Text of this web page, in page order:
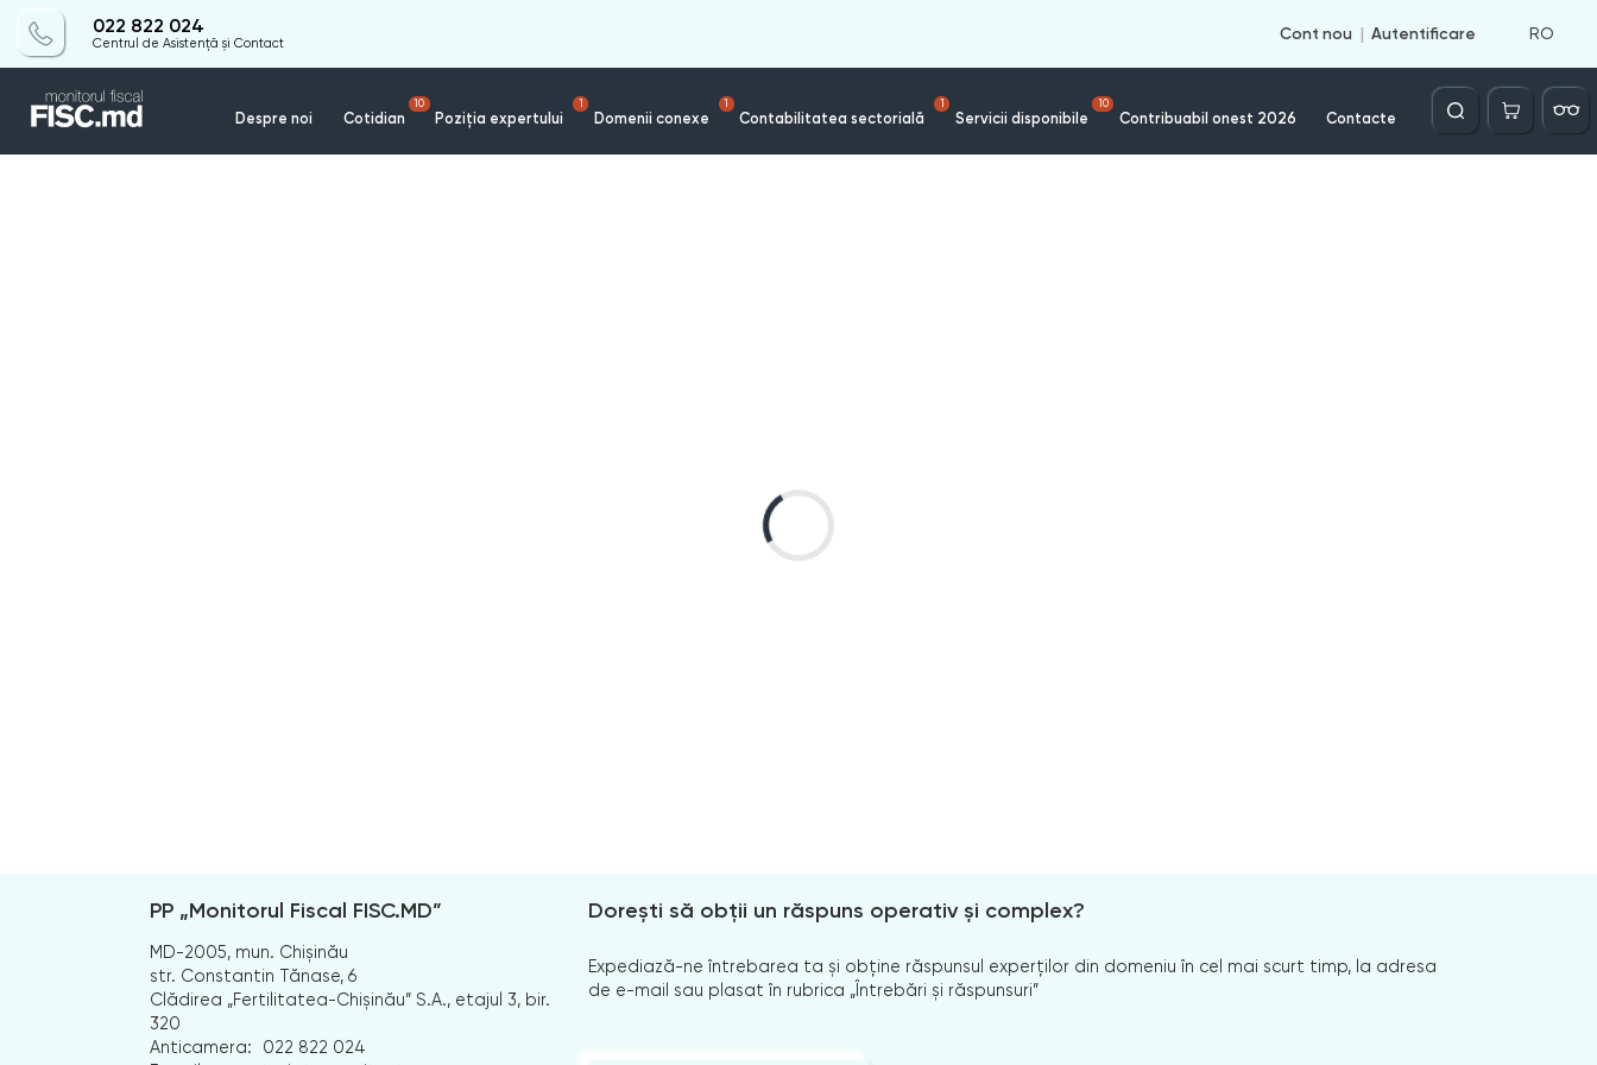
022 822 024
Centrul de Asistență și Contact
Cont nou Autentificare RO
Despre noi Cotidian
10
Poziția expertului
1
Domenii conexe
1
Contabilitatea sectorială
1
Servicii disponibile
10
Contribuabil onest 2026 Contacte
Căutare
PP „Monitorul Fiscal FISC.MD”
MD-2005, mun. Chișinău
str. Constantin Tănase, 6
Clădirea „Fertilitatea-Chișinău” S.A., etajul 3, bir.
320
Anticamera:
022 822 024
Dorești să obții un răspuns operativ și complex?
Expediază-ne întrebarea ta și obține răspunsul experților din domeniu în cel mai scurt timp, la adresa
de e-mail sau plasat în rubrica „Întrebări și răspunsuri”